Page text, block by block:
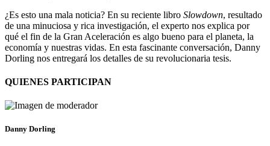
¿Es esto una mala noticia? En su reciente libro Slowdown, resultado
de una minuciosa y rica investigación, el experto nos explica por
qué el fin de la Gran Aceleración es algo bueno para el planeta, la
economía y nuestras vidas. En esta fascinante conversación, Danny
Dorling nos entregará los detalles de su revolucionaria tesis.
QUIENES PARTICIPAN
Danny Dorling